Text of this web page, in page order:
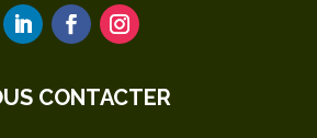
CONTACTER